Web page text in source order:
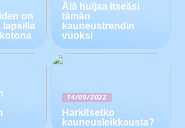
on
lapsilla
Älä huijaa itseäsi
tämän
kauneustrendin
vuoksi
14/09/2022
Harkitsetko
kauneusleikkausta?